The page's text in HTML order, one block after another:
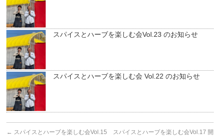
スパイスとハーブを楽しむ会Vol.23 のお知らせ
スパイスとハーブを楽しむ会 Vol.22 のお知らせ
← スパイスとハーブを楽しむ会Vol.15
スパイスとハーブを楽しむ会Vol.17 開